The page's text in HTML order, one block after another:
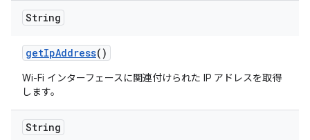
String
getIpAddress()
Wi-Fi インターフェースに関連付けられた IP アドレスを取得
します。
String